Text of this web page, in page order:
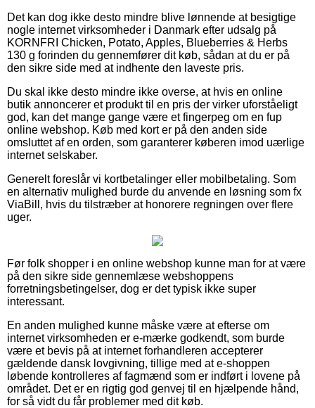
Det kan dog ikke desto mindre blive lønnende at besigtige
nogle internet virksomheder i Danmark efter udsalg på
KORNFRI Chicken, Potato, Apples, Blueberries & Herbs
130 g forinden du gennemfører dit køb, sådan at du er på
den sikre side med at indhente den laveste pris.
Du skal ikke desto mindre ikke overse, at hvis en online
butik annoncerer et produkt til en pris der virker uforståeligt
god, kan det mange gange være et fingerpeg om en fup
online webshop. Køb med kort er på den anden side
omsluttet af en orden, som garanterer køberen imod uærlige
internet selskaber.
Generelt foreslår vi kortbetalinger eller mobilbetaling. Som
en alternativ mulighed burde du anvende en løsning som fx
ViaBill, hvis du tilstræber at honorere regningen over flere
uger.
Før folk shopper i en online webshop kunne man for at være
på den sikre side gennemlæse webshoppens
forretningsbetingelser, dog er det typisk ikke super
interessant.
En anden mulighed kunne måske være at efterse om
internet virksomheden er e-mærke godkendt, som burde
være et bevis på at internet forhandleren accepterer
gældende dansk lovgivning, tillige med at e-shoppen
løbende kontrolleres af fagmænd som er indført i lovene på
området. Det er en rigtig god genvej til en hjælpende hånd,
for så vidt du får problemer med dit køb.